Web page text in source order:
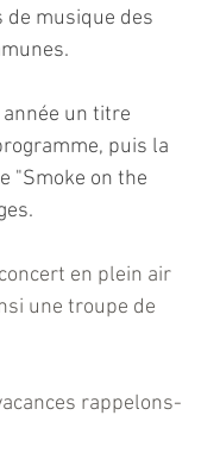
de musique des
un titre
puis la
"Smoke on the
en plein air
une troupe de
rappelons-